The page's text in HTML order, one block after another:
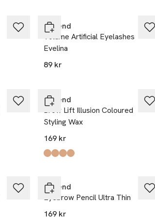
Depend
Volume Artificial Eyelashes
Evelina
89 kr
Depend
Brow Lift Illusion Coloured
Styling Wax
169 kr
Produkten finns i färgerna:
Soft Brown
Medium Brown
Taupe,
Dark Brown
Depend
Eyebrow Pencil Ultra Thin
169 kr